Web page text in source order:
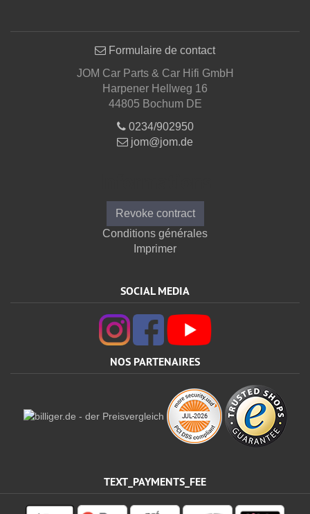
Formulaire de contact
JOM Car Parts & Car Hifi GmbH
Harpener Hellweg 16
44805 Bochum DE
0234/902950
jom@jom.de
Revoke contract
Conditions générales
Imprimer
SOCIAL MEDIA
NOS PARTENAIRES
TEXT_PAYMENTS_FEE